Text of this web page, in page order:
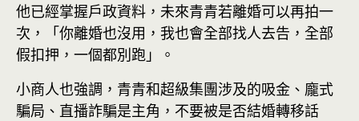
他已經掌握戶政資料，未來青青若離婚可以再拍一
次，「你離婚也沒用，我也會全部找人去告，全部
假扣押，一個都別跑」。
小商人也強調，青青和超級集團涉及的吸金、龐式
騙局、直播詐騙是主角，不要被是否結婚轉移話